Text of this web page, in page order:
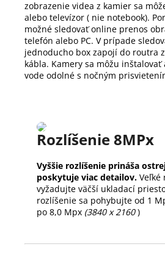
zobrazenie videa z kamier sa
alebo televízor ( nie notebook).
možné sledovať online prenos
telefón alebo PC. V prípade
jednoducho box zapojí do routra
kábla. Kamery sa môžu
vode odolné s nočným
Rozlíšenie 8MPx
Vyššie rozlíšenie prináša
poskytuje viac detailov. Veľké
vyžadujte väčší ukladací
rozlíšenie sa pohybujte od 1
po 8,0 Mpx (3840 x 2160)